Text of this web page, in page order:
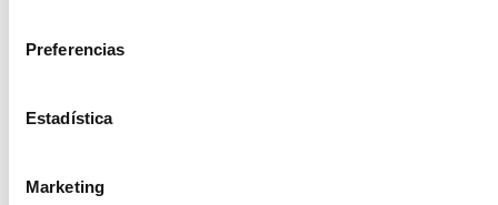
Preferencias
Estadística
Marketing
Alineadores Spark, la última tecnología en